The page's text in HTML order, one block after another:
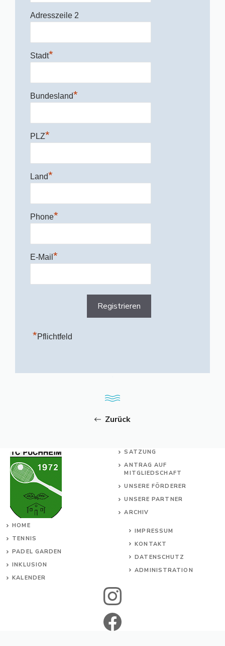
Adresszeile 2
Stadt*
Bundesland*
PLZ*
Land*
Phone*
E-Mail *
*Pflichtfeld
Zurück
SATZUNG
ANTRAG AUF
MITGLIEDSCHAFT
UNSERE FÖRDERER
UNSERE PARTNER
ARCHIV
HOME
TENNIS
PADEL GARDEN
INKLUSION
KALENDER
IMPRESSUM
KONTAKT
DATENSCHUTZ
ADMINISTRATION